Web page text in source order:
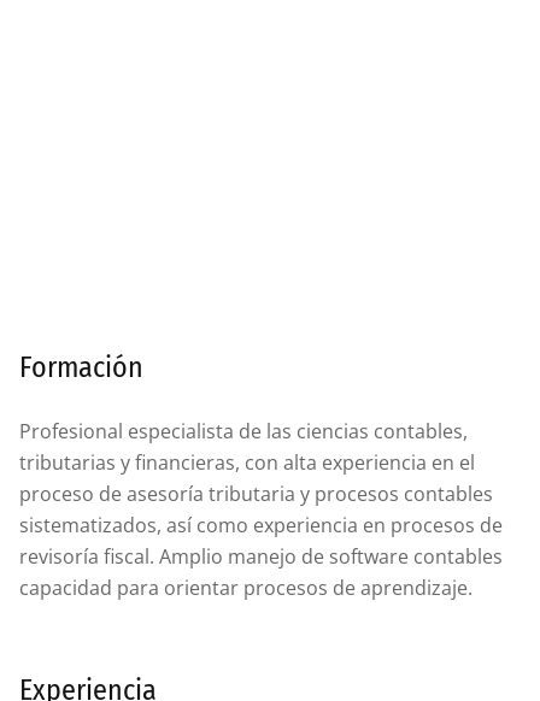
Formación
Profesional especialista de las ciencias contables,
tributarias y financieras, con alta experiencia en el
proceso de asesoría tributaria y procesos contables
sistematizados, así como experiencia en procesos de
revisoría fiscal. Amplio manejo de software contables
capacidad para orientar procesos de aprendizaje.
Experiencia